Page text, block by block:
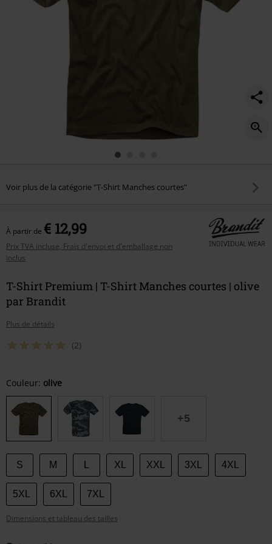
Voir plus de la catégorie "T-Shirt Manches courtes"
À partir de € 12,99
Prix TVA incluse, Frais d'envoi et d'emballage non
inclus
T-Shirt Premium | T-Shirt Manches courtes | olive
par Brandit
Plus de détails
(2)
Choisissez
votre
taille
Couleur: olive
+5
S M XL XXL 3XL 4XL
5XL 6XL 7XL
Dimensions et tableau des tailles